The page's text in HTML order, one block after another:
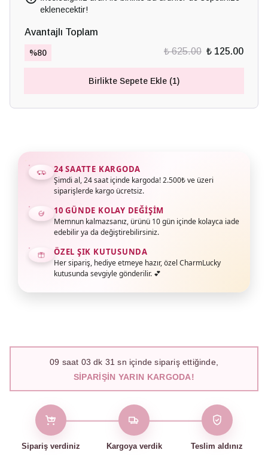
eklenecektir!
Avantajlı Toplam
%80 ₺ 625.00 ₺ 125.00
Birlikte Sepete Ekle (1)
24 SAATTE KARGODA
Şimdi al, 24 saat içinde kargoda! 2.500₺ ve üzeri
siparişlerde kargo ücretsiz.
10 GÜNDE KOLAY DEĞIŞIM
Memnun kalmazsanız, ürünü 10 gün içinde kolayca iade
edebilir ya da değiştirebilirsiniz.
ÖZEL ŞIK KUTUSUNDA
Her sipariş, hediye etmeye hazır, özel CharmLucky
kutusunda sevgiyle gönderilir. 💕
09 saat 03 dk 30 sn içinde sipariş ettiğinde,
SIPARIŞIN YARIN KARGODA!
Sipariş verdiniz Kargoya verdik Teslim aldınız